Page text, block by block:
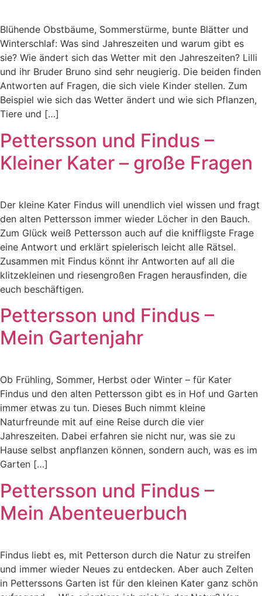
Blühende Obstbäume, Sommerstürme, bunte Blätter und
Winterschlaf: Was sind Jahreszeiten und warum gibt es
sie? Wie ändert sich das Wetter mit den Jahreszeiten? Lilli
und ihr Bruder Bruno sind sehr neugierig. Die beiden finden
Antworten auf Fragen, die sich viele Kinder stellen. Zum
Beispiel wie sich das Wetter ändert und wie sich Pflanzen,
Tiere und […]
Pettersson und Findus –
Kleiner Kater – große Fragen
Der kleine Kater Findus will unendlich viel wissen und fragt
den alten Pettersson immer wieder Löcher in den Bauch.
Zum Glück weiß Pettersson auch auf die kniffligste Frage
eine Antwort und erklärt spielerisch leicht alle Rätsel.
Zusammen mit Findus könnt ihr Antworten auf all die
klitzekleinen und riesengroßen Fragen herausfinden, die
euch beschäftigen.
Pettersson und Findus –
Mein Gartenjahr
Ob Frühling, Sommer, Herbst oder Winter – für Kater
Findus und den alten Pettersson gibt es in Hof und Garten
immer etwas zu tun. Dieses Buch nimmt kleine
Naturfreunde mit auf eine Reise durch die vier
Jahreszeiten. Dabei erfahren sie nicht nur, was sie zu
Hause selbst anpflanzen können, sondern auch, was es im
Garten […]
Pettersson und Findus –
Mein Abenteuerbuch
Findus liebt es, mit Petterson durch die Natur zu streifen
und immer wieder Neues zu entdecken. Aber auch Zelten
in Petterssons Garten ist für den kleinen Kater ganz schön